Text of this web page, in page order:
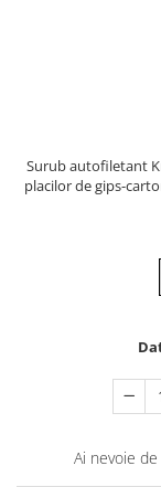
Polistiren
Garnituri Adezive
Șuruburi Gips
Piese pentru CD si
Benzi Gips Carton
Surub autofiletant
placilor de gips-
Ai nevoie